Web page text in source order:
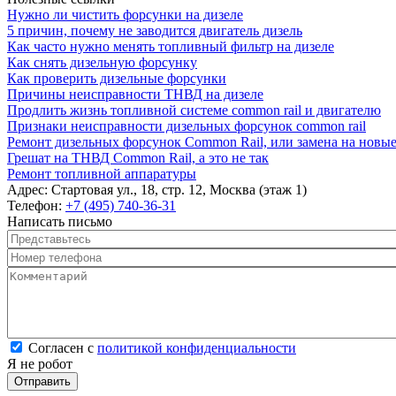
Нужно ли чистить форсунки на дизеле
5 причин, почему не заводится двигатель дизель
Как часто нужно менять топливный фильтр на дизеле
Как снять дизельную форсунку
Как проверить дизельные форсунки
Причины неисправности ТНВД на дизеле
Продлить жизнь топливной системе common rail и двигателю
Признаки неисправности дизельных форсунок common rail
Ремонт дизельных форсунок Common Rail, или замена на
Грешат на ТНВД Common Rail, а это не так
Ремонт топливной аппаратуры
Адрес: Стартовая ул., 18, стр. 12, Москва (этаж 1)
Телефон: +7 (495) 740-36-31
Написать письмо
Представьтесь
Номер телефона
Комментарий
Согласен с политикой конфиденциальности*
Согласен с политикой конфиденциальности
Я не робот